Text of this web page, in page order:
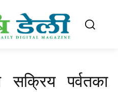
सक्रिय पर्वतका